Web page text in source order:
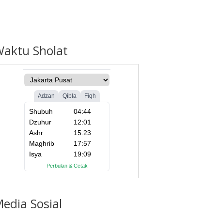
Sholat
Sosial